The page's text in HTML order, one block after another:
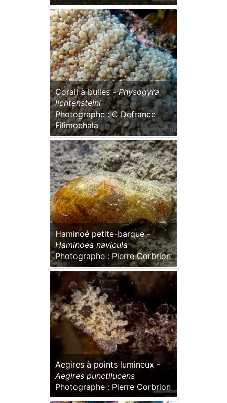
Corail à bulles -Physogyra
lichtensteini
Photographe : C Defrance
Filimoehala
Haminoé petite-barque -
Haminoea navicula
Photographe : Pierre Corbrion
Aegires à points lumineux -
Aegires punctilucens
Photographe : Pierre Corbrion